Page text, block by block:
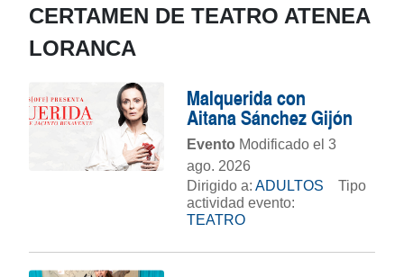
CERTAMEN DE TEATRO ATENEA
LORANCA
Malquerida con
Aitana Sánchez Gijón
Evento Modificado el 3
ago. 2026
Dirigido a: ADULTOS
Tipo
actividad evento:
TEATRO